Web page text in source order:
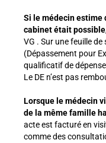
Si le médecin estime
cabinet était possible
VG . Sur une feuille de
(Dépassement pour
qualificatif de
Le DE n’est pas
Lorsque le médecin
de la même famille
acte est facturé en
comme des